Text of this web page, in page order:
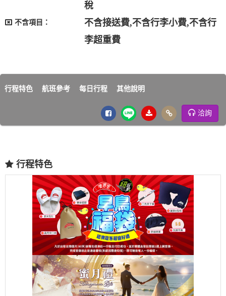
稅
不含項目：
不含接送費,不含行李小費,不含行
李超重費
行程特色 航班參考 每日行程 其他說明
洽詢
行程特色